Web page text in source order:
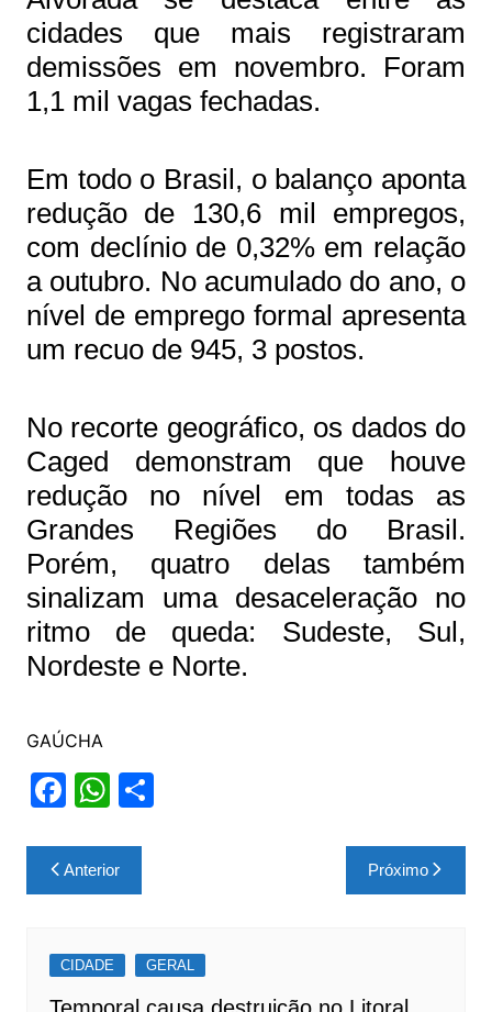
cidades que mais registraram
demissões em novembro. Foram
1,1 mil vagas fechadas.
Em todo o Brasil, o balanço aponta
redução de 130,6 mil empregos,
com declínio de 0,32% em relação
a outubro. No acumulado do ano, o
nível de emprego formal apresenta
um recuo de 945, 3 postos.
No recorte geográfico, os dados do
Caged demonstram que houve
redução no nível em todas as
Grandes Regiões do Brasil.
Porém, quatro delas também
sinalizam uma desaceleração no
ritmo de queda: Sudeste, Sul,
Nordeste e Norte.
GAÚCHA
F
c
e
o
o
W
at
s
p
p
S
Navegação
de
Anterior Próximo
CIDADE GERAL